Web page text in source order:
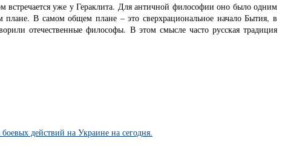
встречается уже у Гераклита. Для античной философии оно было одним
В самом общем плане – это сверхрациональное начало Бытия, в
отечественные философы. В этом смысле часто русская традиция
действий на Украине на сегодня.